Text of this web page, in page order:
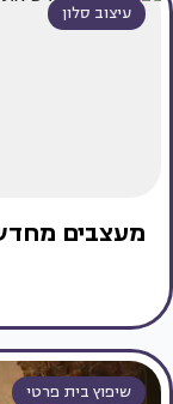
עיצוב סלון
מעצבים
שיפוץ בית פרטי